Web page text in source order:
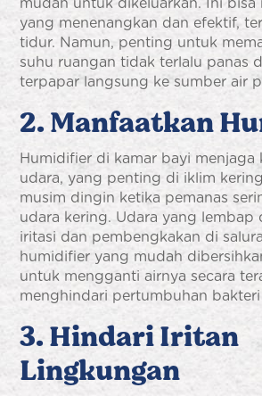
yang menenangkan dan efektif,
tidur. Namun, penting untuk
suhu ruangan tidak terlalu panas
terpapar langsung ke sumber air
2. Manfaatkan
Humidifier di kamar bayi menjaga
udara, yang penting di iklim
musim dingin ketika pemanas
udara kering. Udara yang lembap
iritasi dan pembengkakan di
humidifier yang mudah
untuk mengganti airnya secara
menghindari pertumbuhan
3. Hindari Iritan
Lingkungan